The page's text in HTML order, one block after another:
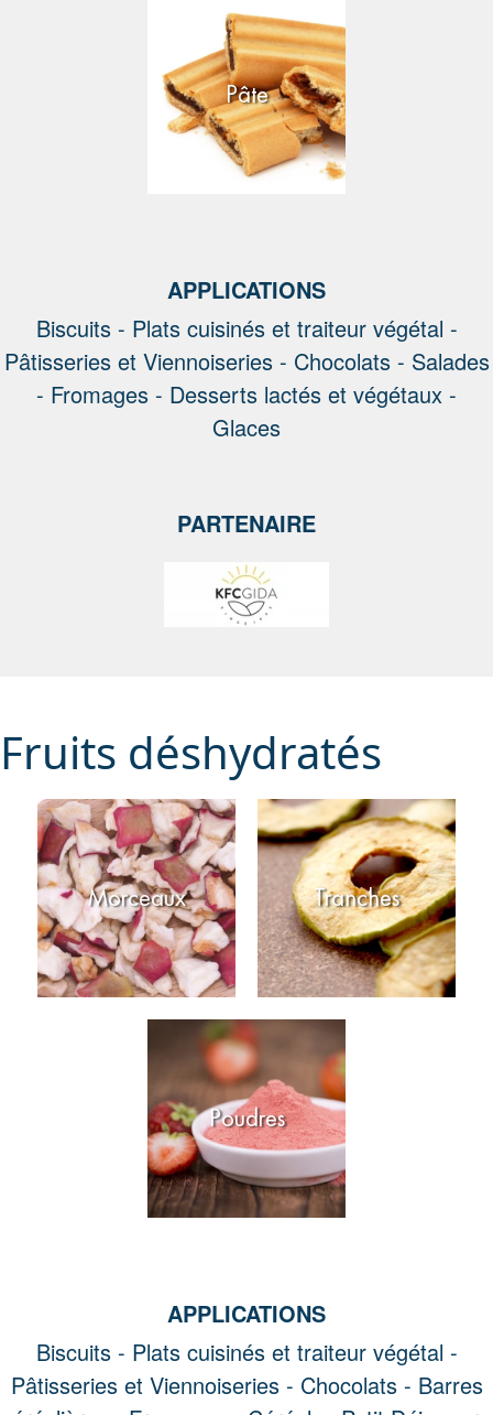
Pâte
APPLICATIONS
Biscuits - Plats cuisinés et traiteur végétal -
Pâtisseries et Viennoiseries - Chocolats - Salades
- Fromages - Desserts lactés et végétaux -
Glaces
PARTENAIRE
Fruits déshydratés
Morceaux Tranches
Poudres
APPLICATIONS
Biscuits - Plats cuisinés et traiteur végétal -
Pâtisseries et Viennoiseries - Chocolats - Barres